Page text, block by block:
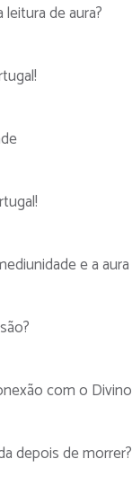
de aura?
e a aura
com o Divino
depois de morrer?